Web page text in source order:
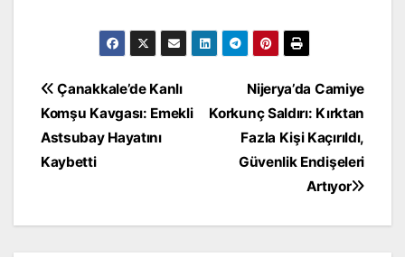
Yazı
gezinmesi
Nijerya’da Camiye
Korkunç Saldırı: Kırktan
Fazla Kişi Kaçırıldı,
Güvenlik Endişeleri
Artıyor
Çanakkale’de Kanlı
Komşu Kavgası: Emekli
Astsubay Hayatını
Kaybetti